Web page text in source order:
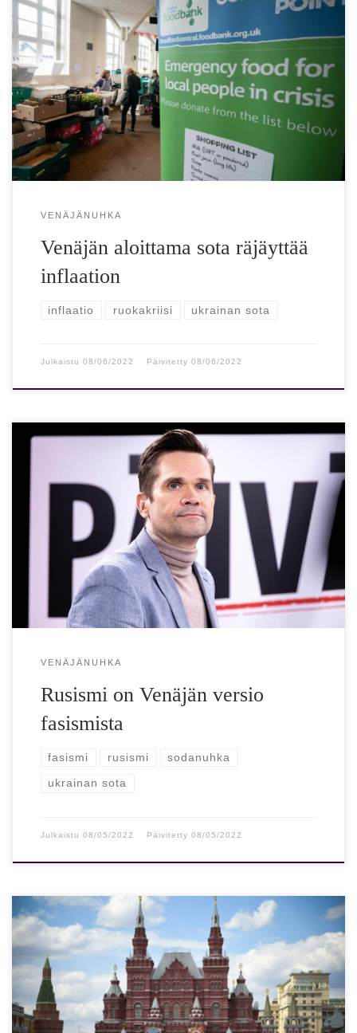
OECD: Maailma maksaa kovan hinnan Venäjän aloittamasta
sodasta Nouseva inflaatio aiheuttaa vaikeuksia
pienituloisille ja lisää vakavia elintarviketurvariskejä
maailman köyhimmissä talouksissa. […]
VENÄJÄNUHKA
Venäjän aloittama sota räjäyttää
inflaation
inflaatio ruokakriisi ukrainan sota
Julkaistu 08/06/2022 Päivitetty 08/06/2022
Venäjä on siirtynyt ”rusismiin” – venäläiseen versioon
fasismista Mika Aaltola tviittasi tänään lyhyen analyysin
Venäjän poliittisesta tilanteesta. Hänen mukaansa nyt […]
VENÄJÄNUHKA
Rusismi on Venäjän versio
fasismista
fasismi rusismi sodanuhka
ukrainan sota
Julkaistu 08/05/2022 Päivitetty 08/05/2022
Ukrainan sodan aiheuttama ”shokkien sarja” muistuttaa
tietyiltä osin keisarillisen Venäjän romahdusta. Venäläisen
ajatushautomon ohjelmajohtaja Ivan Timofeev varoittaa
maan joutuneen ”ennennäkemättömän […]